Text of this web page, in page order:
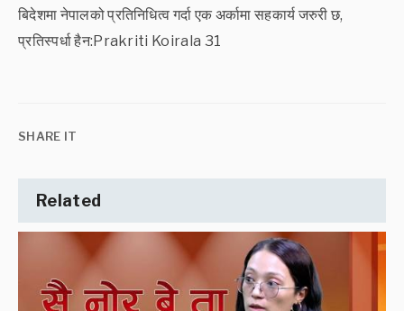
बिदेशमा नेपालको प्रतिनिधित्व गर्दा एक अर्कामा सहकार्य जरुरी छ,
प्रतिस्पर्धा हैन:Prakriti Koirala 31
SHARE IT
Related